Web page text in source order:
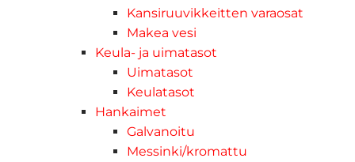
Kansiruuvikkeitten varaosat
Makea vesi
Keula- ja uimatasot
Uimatasot
Keulatasot
Hankaimet
Galvanoitu
Messinki/kromattu